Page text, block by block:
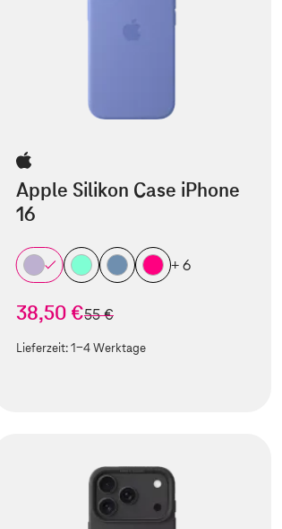
Apple Silikon Case iPhone
16
+ 6
38,50 €statt
55 €
Lieferzeit:1-4 Werktage